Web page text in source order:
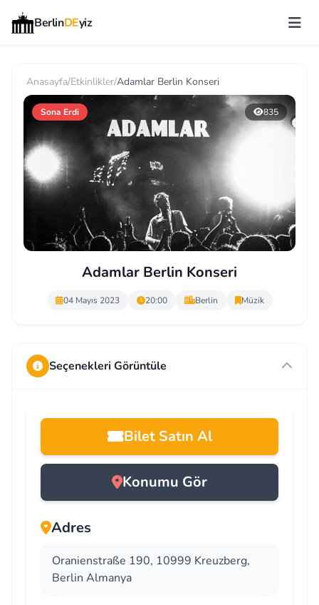
BerlinDEyiz
Anasayfa/Etkinlikler/Adamlar Berlin Konseri
Sona Erdi 835
Adamlar Berlin Konseri
04 Mayıs 2023 20:00 Berlin Müzik
Seçenekleri Görüntüle
Bilet Satın Al
Konumu Gör
Adres
Oranienstraße 190, 10999 Kreuzberg,
Berlin Almanya